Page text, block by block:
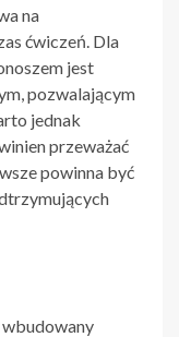
na
ćwiczeń. Dla
jest
pozwalającym
jednak
przeważać
powinna być
wbudowany